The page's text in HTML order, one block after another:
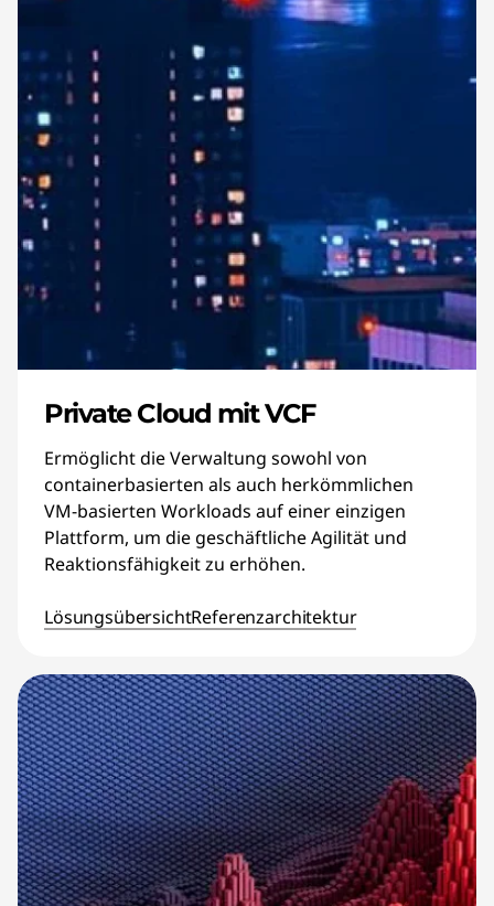
Private Cloud mit VCF
Ermöglicht die Verwaltung sowohl von
containerbasierten als auch herkömmlichen
VM-basierten Workloads auf einer einzigen
Plattform, um die geschäftliche Agilität und
Reaktionsfähigkeit zu erhöhen.
LösungsübersichtReferenzarchitektur